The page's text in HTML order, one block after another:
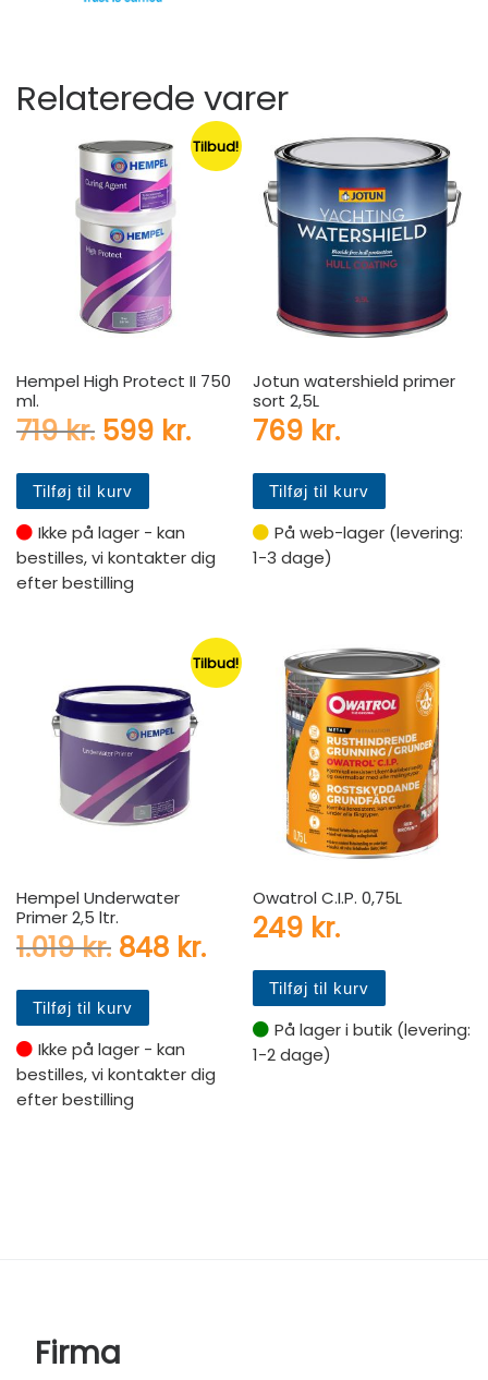
Relaterede varer
Tilbud!
Hempel High Protect II 750
ml.
719kr. Den oprindelige pris var: 719
599 kr.Den aktuelle pris er:
Tilføj til kurv
Ikke på lager - kan
bestilles, vi kontakter dig
efter bestilling
Jotun watershield primer
sort 2,5L
769 kr.
Tilføj til kurv
På web-lager (levering:
1-3 dage)
Tilbud!
Hempel Underwater
Primer 2,5 ltr.
1.019kr. Den oprindelige pris var:
848 kr.Den aktuelle pris er:
Tilføj til kurv
Ikke på lager - kan
bestilles, vi kontakter dig
efter bestilling
Owatrol C.I.P. 0,75L
249 kr.
Tilføj til kurv
På lager i butik (levering:
1-2 dage)
Firma